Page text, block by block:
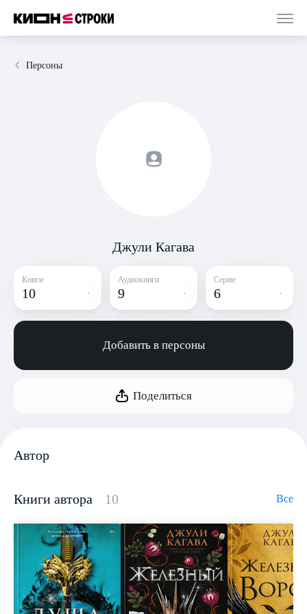
Персоны
Джули Кагава
Книги
10
Аудиокниги
9
Серии
6
Добавить в персоны
Поделиться
Автор
Книги автора 10 Все